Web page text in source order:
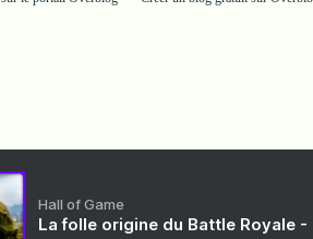
Hall of Game
La folle origine du Battle Royale -